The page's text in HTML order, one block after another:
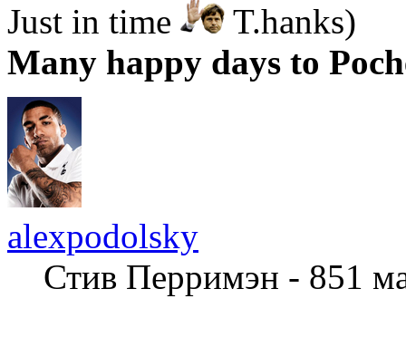
Just in time
T.hanks)
Many happy days to
alexpodolsky
Стив Перримэн - 851